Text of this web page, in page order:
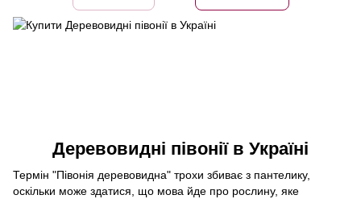
Деревовидні півонії в Україні
Термін "Півонія деревовидна" трохи збиває з пантелику,
оскільки може здатися, що мова йде про рослину, яке